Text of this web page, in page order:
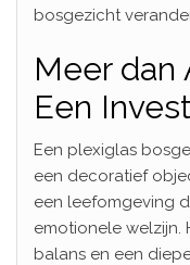
bosgezicht
Meer dan
Een
Een plexiglas
een decoratief
een leefomgeving
emotionele welzijn.
balans en een